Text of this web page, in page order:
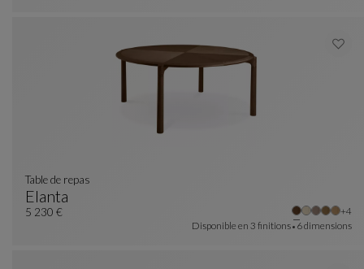
Elanta
Table De Repas
Voir La Description Complète
table de repas
5 230 € +4
Disponible en 3 finitions 6 dimensions